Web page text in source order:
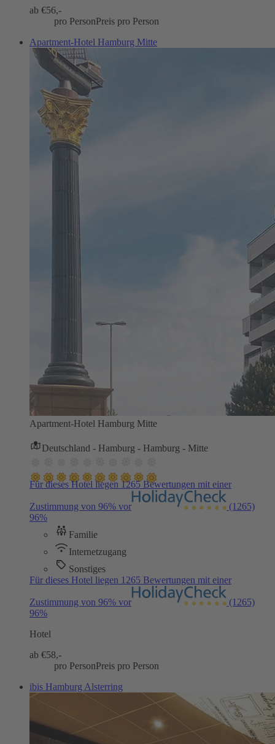
ab €56,-
pro PersonPreis pro Person
Apartment-Hotel Hamburg Mitte
Apartment-Hotel Hamburg Mitte
Deutschland - Hamburg - Hamburg - Mitte
Für dieses Hotel liegen 1265 Bewertungen mit einer
Zustimmung von 96% vor
(1265)
96%
Familie
Internetzugang
Sonstiges
Für dieses Hotel liegen 1265 Bewertungen mit einer
Zustimmung von 96% vor
(1265)
96%
Hotel
ab €58,-
pro PersonPreis pro Person
ibis Hamburg Alsterring